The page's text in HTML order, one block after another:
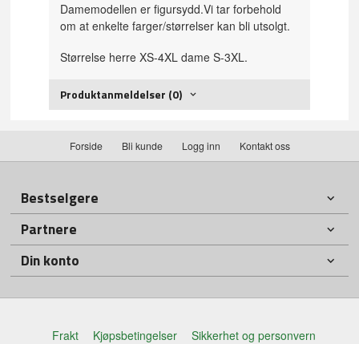
Damemodellen er figursydd.Vi tar forbehold
om at enkelte farger/størrelser kan bli utsolgt.
Størrelse herre XS-4XL dame S-3XL.
Produktanmeldelser (0)
Forside Bli kunde Logg inn Kontakt oss
Bestselgere
Partnere
Din konto
Frakt Kjøpsbetingelser Sikkerhet og personvern